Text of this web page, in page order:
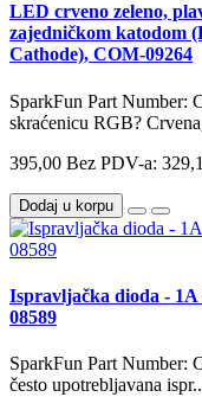
LED crveno zeleno,
zajedničkom katodom
Cathode), COM-09264
SparkFun Part Number:
skraćenicu RGB?
395,00 Bez PDV-a:
Dodaj u korpu
Ispravljačka dioda -
08589
SparkFun Part Number:
često upotrebljavana ispr..